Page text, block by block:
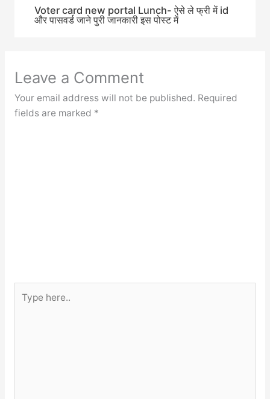
Voter card new portal Lunch- ऐसे ले फ्री में id
और पासवर्ड जाने पुरी जानकारी इस पोस्ट में
Leave a Comment
Your email address will not be published. Required
fields are marked *
here..